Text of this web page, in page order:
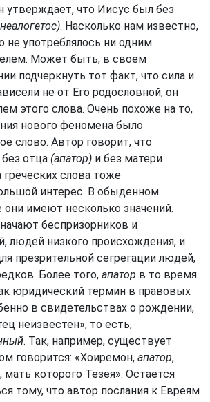
утверждает, что Иисус был без
. Насколько нам известно,
не употреблялось ни одним
Может быть, в своем
подчеркнуть тот факт, что сила и
не от Его родословной, он
этого слова. Очень похоже на то,
нового феномена было
слово. Автор говорит, что
отца (апатор) и без матери
греческих слова тоже
интерес. В обыденном
они имеют несколько значений.
беспризорников и
людей низкого происхождения, и
презрительной сегрегации людей,
Более того, апатор в то время
юридический термин в правовых
в свидетельствах о рождении,
неизвестен», то есть,
. Так, например, существует
говорится: «Хоиремон, апатор,
мать которого Тезея». Остается
тому, что автор послания к Евреям